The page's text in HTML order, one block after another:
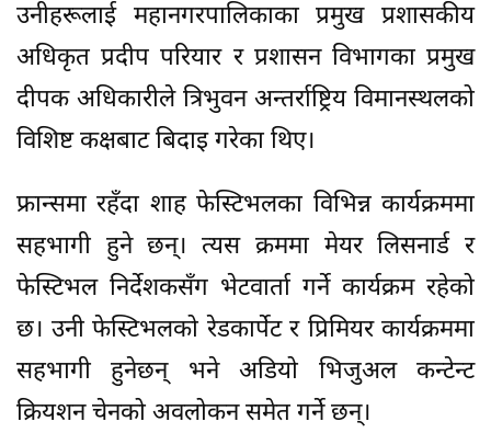
उनीहरूलाई महानगरपालिकाका प्रमुख प्रशासकीय
अधिकृत प्रदीप परियार र प्रशासन विभागका प्रमुख
दीपक अधिकारीले त्रिभुवन अन्तर्राष्ट्रिय विमानस्थलको
विशिष्ट कक्षबाट बिदाइ गरेका थिए।
फ्रान्समा रहँदा शाह फेस्टिभलका विभिन्न कार्यक्रममा
सहभागी हुने छन्। त्यस क्रममा मेयर लिसनार्ड र
फेस्टिभल निर्देशकसँग भेटवार्ता गर्ने कार्यक्रम रहेको
छ। उनी फेस्टिभलको रेडकार्पेट र प्रिमियर कार्यक्रममा
सहभागी हुनेछन् भने अडियो भिजुअल कन्टेन्ट
क्रियशन चेनको अवलोकन समेत गर्ने छन्।